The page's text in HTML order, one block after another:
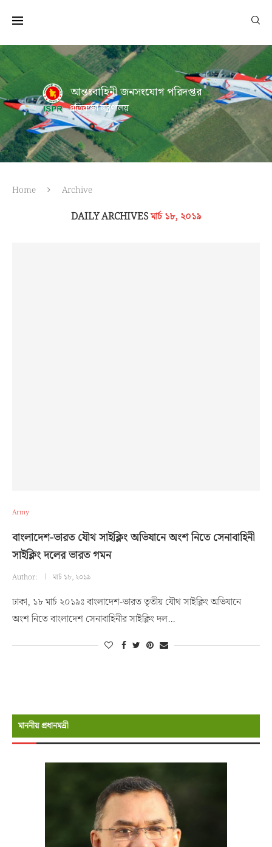
আন্তঃবাহিনী জনসংযোগ পরিদপ্তর
প্রতিরক্ষা মন্ত্রণালয়
Home Archive
DAILY ARCHIVESমার্চ ১৮, ২০১৯
Army
বাংলাদেশ-ভারত যৌথ সাইক্লিং অভিযানে অংশ নিতে সেনাবাহিনী
সাইক্লিং দলের ভারত গমন
Author: মার্চ ১৮, ২০১৯
ঢাকা, ১৮ মার্চ ২০১৯ঃ বাংলাদেশ-ভারত তৃতীয় যৌথ সাইক্লিং অভিযানে
অংশ নিতে বাংলাদেশ সেনাবাহিনীর সাইক্লিং দল…
মাননীয় প্রধানমন্রী